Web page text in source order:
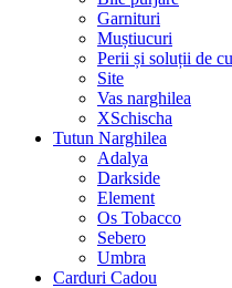
Garnituri
Muștiucuri
Perii și soluții de
Site
Vas narghilea
XSchischa
Tutun Narghilea
Adalya
Darkside
Element
Os Tobacco
Sebero
Umbra
Carduri Cadou